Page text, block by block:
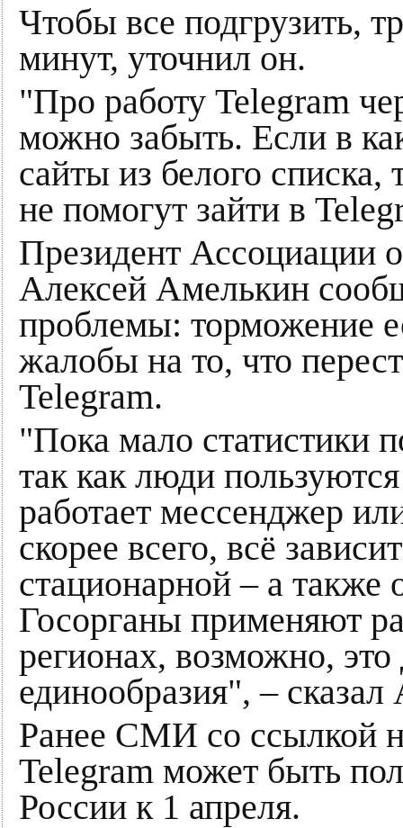
Чтобы все подгрузить,
минут, уточнил он.
"Про работу Telegram
можно забыть. Если в
сайты из белого
не помогут зайти в
Президент
Алексей Амелькин
проблемы: торможение
жалобы на то, что
Telegram.
"Пока мало статистики
так как люди
работает мессенджер
скорее всего, всё
стационарной – а также
Госорганы применяют
регионах, возможно,
единообразия", –
Ранее СМИ со ссылкой
Telegram может быть
России к 1 апреля.